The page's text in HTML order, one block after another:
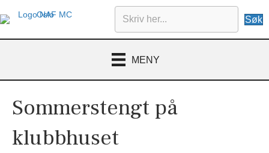
Søk
MENY
Sommerstengt på
klubbhuset